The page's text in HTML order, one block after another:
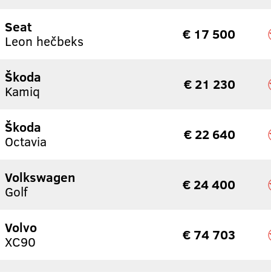
Seat
Leon hečbeks
€ 17 500
Škoda
Kamiq
€ 21 230
Škoda
Octavia
€ 22 640
Volkswagen
Golf
€ 24 400
Volvo
XC90
€ 74 703